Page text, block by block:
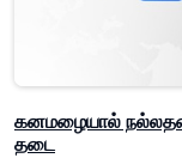
கனமழையால்
தடை